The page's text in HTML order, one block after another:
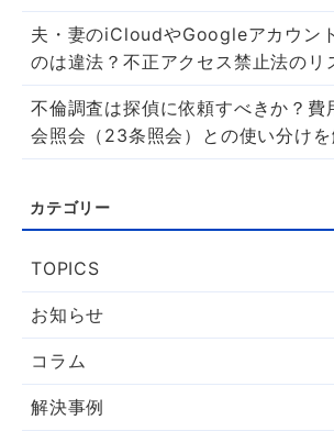
夫・妻のiCloudやGoogleアカウン
のは違法？不正アクセス禁止法のリ
不倫調査は探偵に依頼すべきか？費
会照会（23条照会）との使い分けを
TOPICS
お知らせ
コラム
解決事例